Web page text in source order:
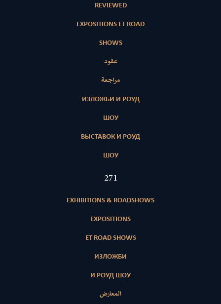
REVIEWED
EXPOSITIONS ET ROAD
SHOWS
عقود
مراجعة
ИЗЛОЖБИ И РОУД
ШОУ
ВЫСТАВОК И РОУД
ШОУ
410
EXHIBITIONS & ROADSHOWS
EXPOSITIONS
ET ROAD SHOWS
ИЗЛОЖБИ
И РОУД ШОУ
المعارض